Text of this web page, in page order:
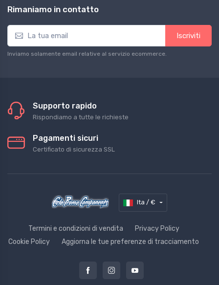
Rimaniamo in contatto
Iscriviti
Inviamo solamente email relative al servizio ecommerce.
Supporto rapido
Rispondiamo a tutte le richieste
Pagamenti sicuri
Certificato di sicurezza SSL
Ita / €
Termini e condizioni di vendita
Privacy Policy
Cookie Policy
Aggiorna le tue preferenze di tracciamento